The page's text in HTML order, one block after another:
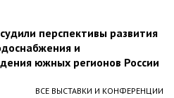
перспективы развития
и
южных регионов России
ВСЕ ВЫСТАВКИ И КОНФЕРЕНЦИИ